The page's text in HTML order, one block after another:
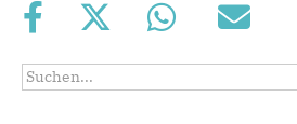
Suchformular
Suche